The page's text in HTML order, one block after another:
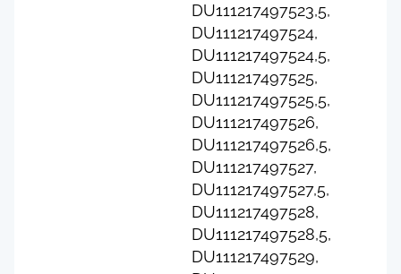
DU111217497523,5,
DU111217497524,
DU111217497524,5,
DU111217497525,
DU111217497525,5,
DU111217497526,
DU111217497526,5,
DU111217497527,
DU111217497527,5,
DU111217497528,
DU111217497528,5,
DU111217497529,